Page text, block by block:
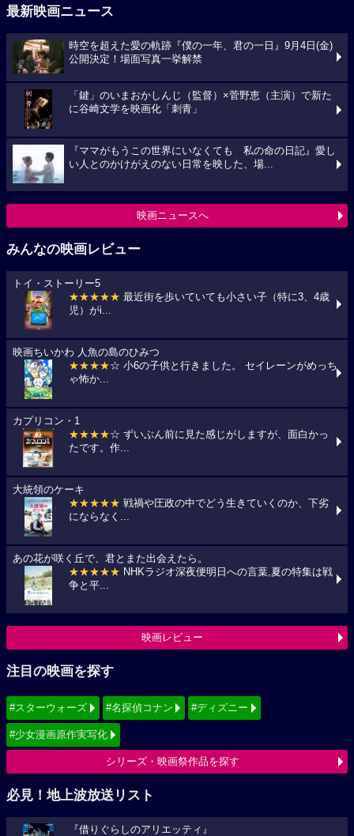
最新映画ニュース
時空を超えた愛の軌跡『僕の一年、君の一日』9月4日(金)
公開決定！場面写真一挙解禁
「鍵」のいまおかしんじ（監督）×菅野恵（主演）で新た
に谷崎文学を映画化「刺青」
『ママがもうこの世界にいなくても 私の命の日記』愛し
い人とのかけがえのない日常を映した、場...
映画ニュースへ
みんなの映画レビュー
トイ・ストーリー5
★★★★★ 最近街を歩いていても小さい子（特に3、4歳
児）がi...
映画ちいかわ 人魚の島のひみつ
★★★★☆ 小6の子供と行きました。 セイレーンがめっち
ゃ怖か...
カプリコン・1
★★★★☆ ずいぶん前に見た感じがしますが、面白かっ
たです。作...
大統領のケーキ
★★★★★ 戦禍や圧政の中でどう生きていくのか、下劣
にならなく...
あの花が咲く丘で、君とまた出会えたら。
★★★★★ NHKラジオ深夜便明日への言葉,夏の特集は戦
争と平...
映画レビュー
注目の映画を探す
#スターウォーズ #名探偵コナン #ディズニー
#少女漫画原作実写化
シリーズ・映画祭作品を探す
必見！地上波放送リスト
『借りぐらしのアリエッティ』